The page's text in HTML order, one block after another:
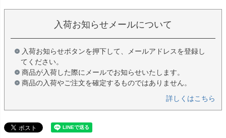
入荷お知らせメールについて
入荷お知らせボタンを押下して、メールアドレスを登録し
てください。
商品が入荷した際にメールでお知らせいたします。
商品の入荷やご注文を確定するものではありません。
詳しくはこちら